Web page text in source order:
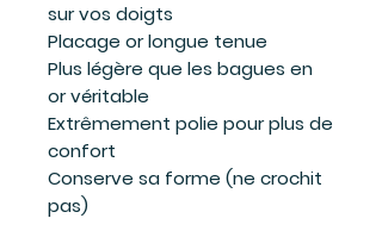
sur vos doigts
Placage or longue tenue
Plus légère que les bagues en
or véritable
Extrêmement polie pour plus de
confort
Conserve sa forme (ne crochit
pas)